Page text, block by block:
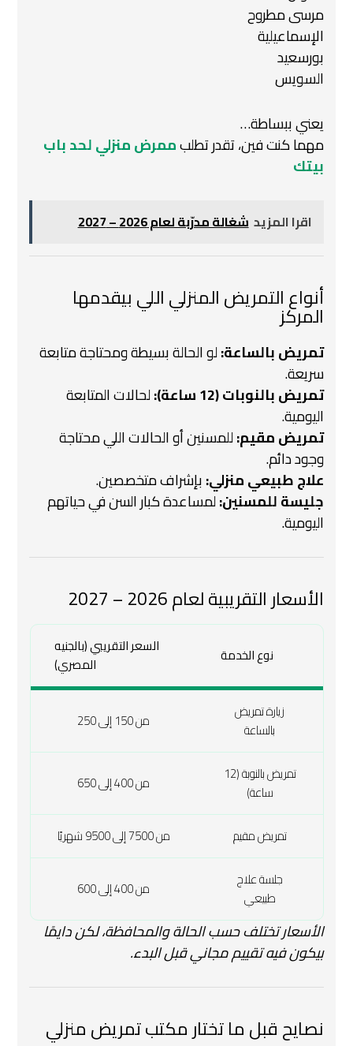
مرسى مطروح
الإسماعيلية
بورسعيد
السويس
يعني ببساطة…
مهما كنت فين، تقدر تطلبممرض منزلي لحد باب
بيتك
اقرا المزيد شغالة مدرّبة لعام 2026 – 2027
أنواع التمريض المنزلي اللي بيقدمها
المركز
تمريض بالساعة:لو الحالة بسيطة ومحتاجة متابعة
سريعة.
تمريض بالنوبات (12 ساعة):
لحالات المتابعة
اليومية.
تمريض مقيم:للمسنين أو الحالات اللي محتاجة
وجود دائم.
علاج طبيعي منزلي:بإشراف متخصصين.
جليسة للمسنين:لمساعدة كبار السن في حياتهم
اليومية.
الأسعار التقريبية لعام 2026 – 2027
نوع الخدمة
السعر التقريبي (بالجنيه
المصري)
زيارة تمريض
بالساعة
من 150 إلى 250
تمريض بالنوبة (12
ساعة)
من 400 إلى 650
تمريض مقيم
من 7500 إلى 9500 شهريًا
جلسة علاج
طبيعي
من 400 إلى 600
الأسعار تختلف حسب الحالة والمحافظة، لكن دايمًا
بيكون فيه تقييم مجاني قبل البدء.
نصايح قبل ما تختار مكتب تمريض منزلي